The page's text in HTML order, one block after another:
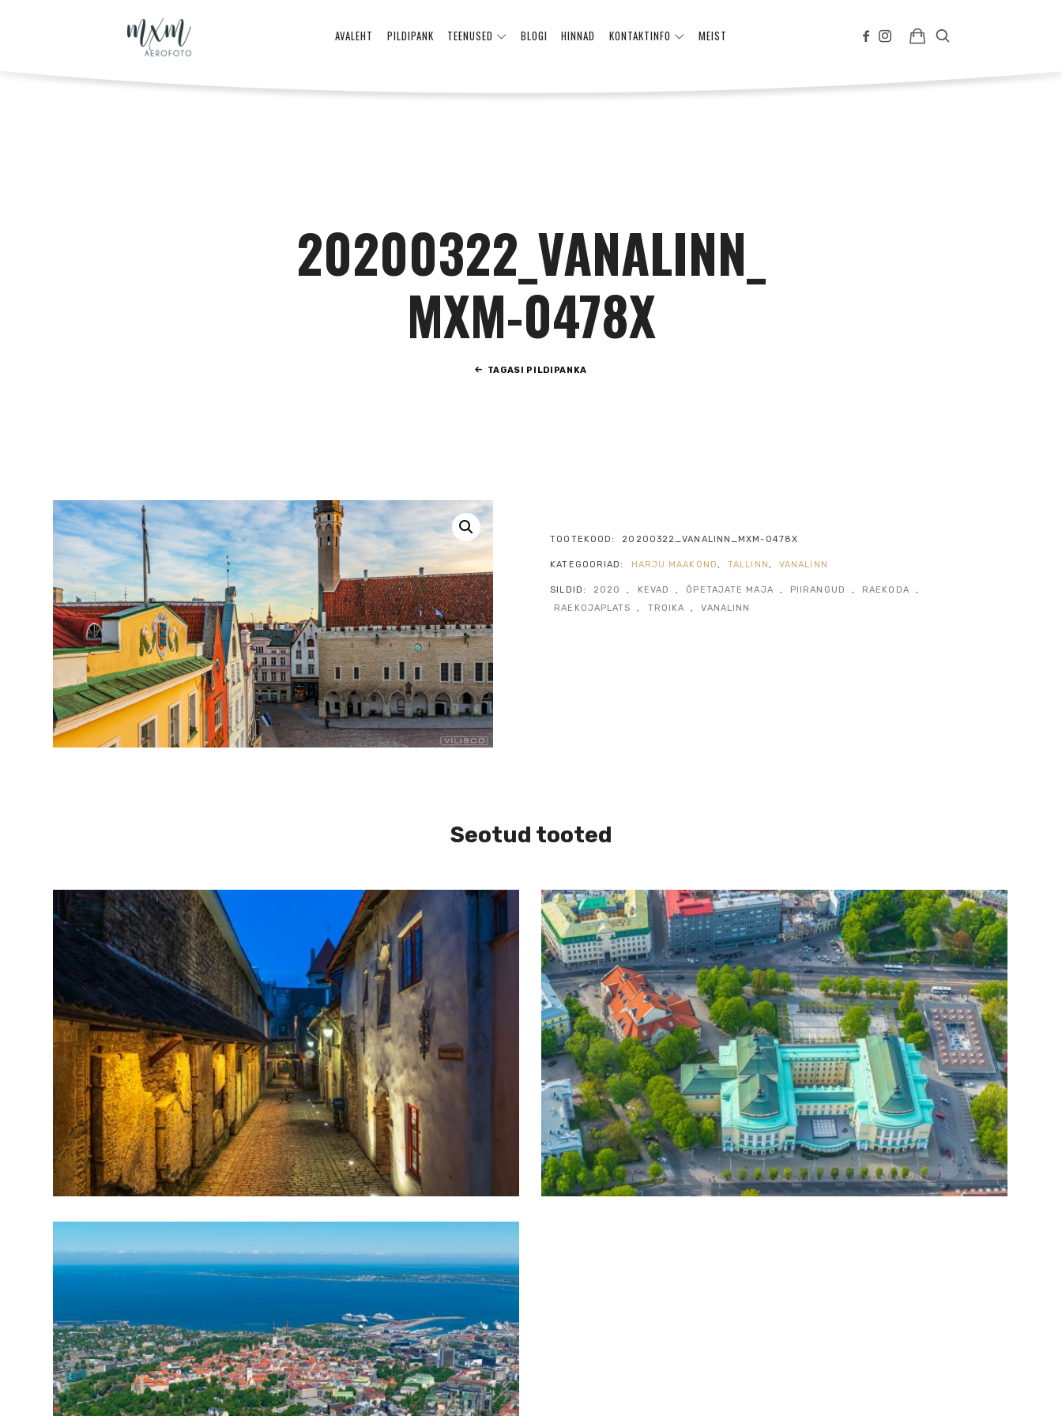
Aero
droonifotod
lennukilt,
helikopterilt.
aerofoto
arhiiv
fotode
müük
AVALEHT PILDIPANK TEENUSED BLOGI HINNAD KONTAKTINFO MEIST
20200322_VANALINN_
MXM-0478X
TAGASI PILDIPANKA
TOOTEKOOD: 20200322_VANALINN_MXM-0478X
KATEGOORIAD: HARJU MAAKOND, TALLINN, VANALINN
SILDID: 2020 , KEVAD , ÕPETAJATE MAJA , PIIRANGUD , RAEKODA
,
RAEKOJAPLATS
, TROIKA , VANALINN
Seotud tooted